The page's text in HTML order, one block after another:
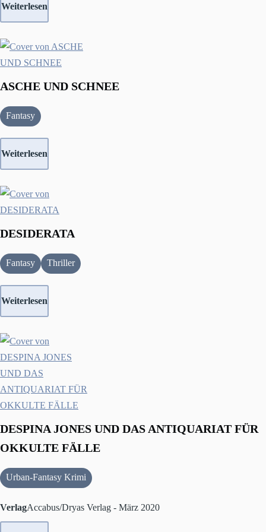
Weiterlesen
ASCHE UND SCHNEE
Fantasy
Weiterlesen
DESIDERATA
Fantasy Thriller
Weiterlesen
DESPINA JONES UND DAS ANTIQUARIAT FÜR
OKKULTE FÄLLE
Urban-Fantasy Krimi
VerlagAccabus/Dryas Verlag - März 2020